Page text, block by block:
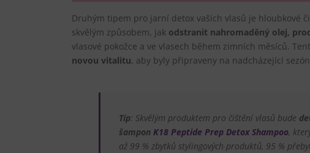
Druhým tipem pro jarní detox vašich vlasů je hloubkové
skvělým způsobem, jak odstranit nahromaděný olej,
vlasové pokožce a ve vlasech během zimních měsíců.
novou vitalitu, aby byly připraveny na nadcházející
Tip: Skvělým produktem pro čištění vlasů bude
šampon K18 Peptide Prep Detox Shampoo,
až 99 % zbytků stylingových produktů, 95 %